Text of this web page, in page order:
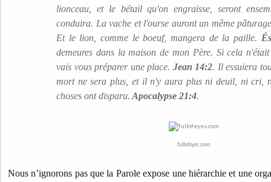
lionceau, et le bétail qu'on engraisse, seront
conduira. La vache et l'ourse auront un même
Et le lion, comme le boeuf, mangera de la paille.
demeures dans la maison de mon Père. Si cela
vais vous préparer une place. Jean 14:2. Il essuiera
mort ne sera plus, et il n'y aura plus ni deuil, ni cri,
choses ont disparu. Apocalypse 21:4.
fullofeyes.com
Nous n’ignorons pas que la Parole expose une hiérarchie et une